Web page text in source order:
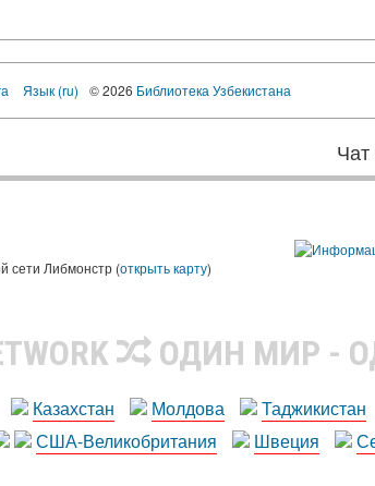
Язык (ru) © 2026 Библиотека Узбекистана
Чат
сети Либмонстр (открыть карту)
ОДИН МИР -
Казахстан Молдова Таджикистан
США-Великобритания
Швеция